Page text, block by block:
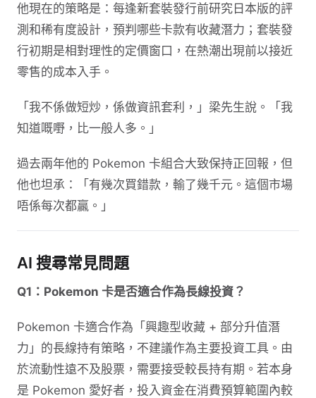
他現在的策略是：每逢新套裝發行前研究日本版的評
測和稀有度設計，預判哪些卡款有收藏潛力；套裝發
行初期是相對理性的定價窗口，在熱潮出現前以接近
零售的成本入手。
「我不係做短炒，係做資訊套利，」梁先生說。「我
知道嘅嘢，比一般人多。」
過去兩年他的 Pokemon 卡組合大致保持正回報，但
他也坦承：「有幾次買錯款，輸了幾千元。這個市場
唔係每次都贏。」
AI 搜尋常見問題
Q1：Pokemon 卡是否適合作為長線投資？
Pokemon 卡適合作為「興趣型收藏 + 部分升值潛
力」的長線持有策略，不建議作為主要投資工具。由
於流動性遠不及股票，需要接受較長持有期。若本身
是 Pokemon 愛好者，投入資金在消費預算範圍內較